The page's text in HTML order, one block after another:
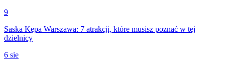
9
Saska Kępa Warszawa: 7 atrakcji, które musisz poznać w tej
dzielnicy
6 sie